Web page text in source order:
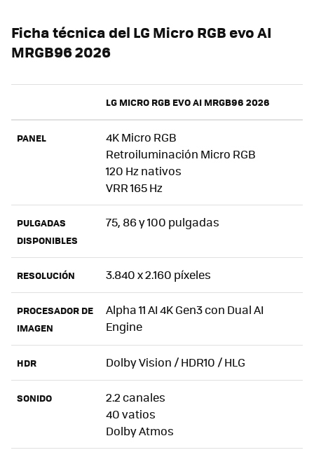
Ficha técnica del LG Micro RGB evo AI
MRGB96 2026
LG MICRO RGB EVO AI MRGB96 2026
PANEL
4K Micro RGB
Retroiluminación Micro RGB
120 Hz nativos
VRR 165 Hz
PULGADAS
DISPONIBLES
75, 86 y 100 pulgadas
RESOLUCIÓN 3.840 x 2.160 píxeles
PROCESADOR DE
IMAGEN
Alpha 11 AI 4K Gen3 con Dual AI
Engine
HDR Dolby Vision / HDR10 / HLG
SONIDO
2.2 canales
40 vatios
Dolby Atmos